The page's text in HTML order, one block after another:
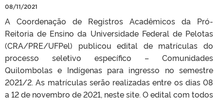
08/11/2021
A Coordenação de Registros Acadêmicos da Pró-
Reitoria de Ensino da Universidade Federal de Pelotas
(CRA/PRE/UFPel) publicou edital de matrículas do
processo seletivo específico – Comunidades
Quilombolas e Indígenas para ingresso no semestre
2021/2. As matrículas serão realizadas entre os dias 08
a 12 de novembro de 2021, neste site. O edital com todos